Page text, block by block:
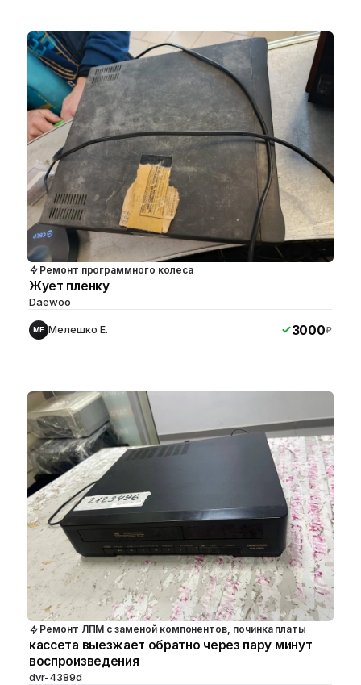
Ремонт программного колеса
Жует пленку
Daewoo
МЕ Мелешко Е. 3000₽
Ремонт ЛПМ с заменой компонентов, починка платы
кассета выезжает обратно через пару минут
воспроизведения
dvr-4389d